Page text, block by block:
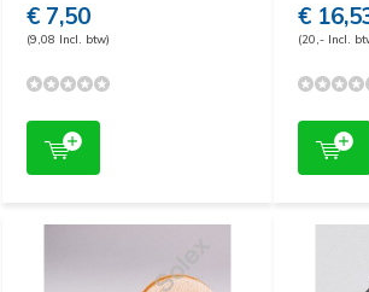
€ 7,50
(9,08 Incl. btw)
€
(20,- Incl.